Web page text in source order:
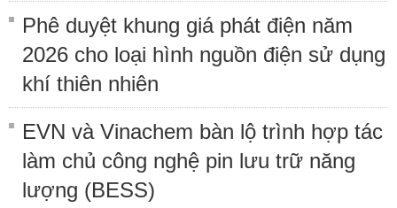
Phê duyệt khung giá phát điện năm
2026 cho loại hình nguồn điện sử dụng
khí thiên nhiên
EVN và Vinachem bàn lộ trình hợp tác
làm chủ công nghệ pin lưu trữ năng
lượng (BESS)